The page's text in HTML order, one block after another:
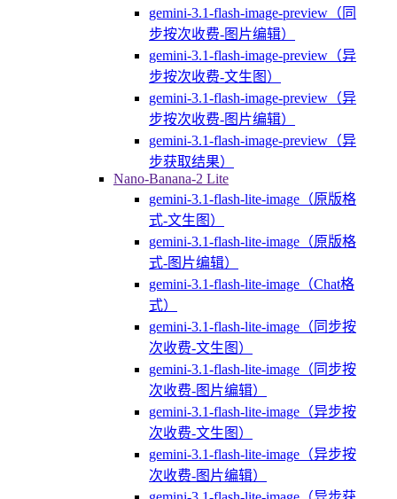
gemini-3.1-flash-image-preview（同
步按次收费-图片编辑）
gemini-3.1-flash-image-preview（异
步按次收费-文生图）
gemini-3.1-flash-image-preview（异
步按次收费-图片编辑）
gemini-3.1-flash-image-preview（异
步获取结果）
Nano-Banana-2 Lite
gemini-3.1-flash-lite-image（原版格
式-文生图）
gemini-3.1-flash-lite-image（原版格
式-图片编辑）
gemini-3.1-flash-lite-image（Chat格
式）
gemini-3.1-flash-lite-image（同步按
次收费-文生图）
gemini-3.1-flash-lite-image（同步按
次收费-图片编辑）
gemini-3.1-flash-lite-image（异步按
次收费-文生图）
gemini-3.1-flash-lite-image（异步按
次收费-图片编辑）